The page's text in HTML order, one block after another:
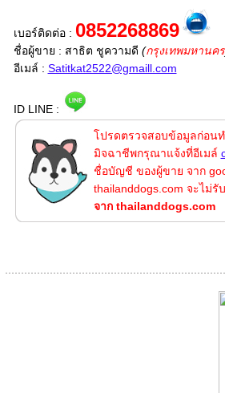
เบอร์ติดต่อ : 0852268869
ชื่อผู้ขาย : สาธิต ชูความดี (กรุงเทพมหานคร
อีเมล์ : Satitkat2522@gmaill.com
ID LINE :
โปรดตรวจสอบข้อมูลก่อน
มิจฉาชีพกรุณาแจ้งที่อีเมล์
ชื่อบัญชี ของผู้ขาย จาก
thailanddogs.com จะไม่
จาก thailanddogs.com